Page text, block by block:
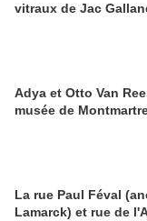
vitraux de Jac
Adya et Otto Van
musée de
La rue Paul Féval
Lamarck) et rue de